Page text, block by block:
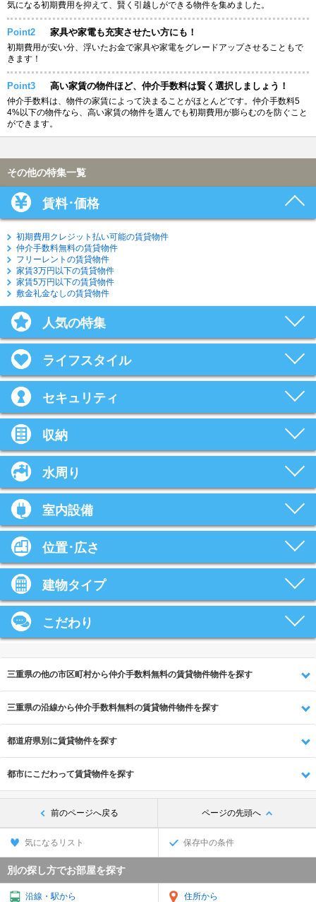
気になる初期費用を抑えて、賢く引越しができる物件を集めました。
Point2 家具や家電も充実させたい方にも！
初期費用が安い分、浮いたお金で家具や家電をグレードアップさせることもで
きます！
Point3 高い家賃の物件ほど、仲介手数料は賢く選択しましょう！
仲介手数料は、物件の家賃によって決まることがほとんどです。仲介手数料5
4%以下の物件なら、高い家賃の物件を選んでも初期費用が膨らむのを防ぐこと
ができます。
その他の特集一覧
賃料･価格
初期費用クレジット払い可能の賃貸物件
仲介手数料無料の賃貸物件
フリーレントの賃貸物件
家賃3万円以下の賃貸物件
家賃5万円以下の賃貸物件
敷金礼金なしの賃貸物件
人気の特集
ライフスタイル
セキュリティ
収納
水周り
室内設備
位置･広さ
建物タイプ
こだわり
三重県の他の市区町村から仲介手数料無料の賃貸物件物件を探す
三重県の沿線から仲介手数料無料の賃貸物件物件を探す
都道府県別に賃貸物件を探す
都市にこだわって賃貸物件を探す
前のページへ戻る ページの先頭へ
気になるリスト 保存中の条件
別の探し方でお部屋を探す
沿線・駅から 住所から